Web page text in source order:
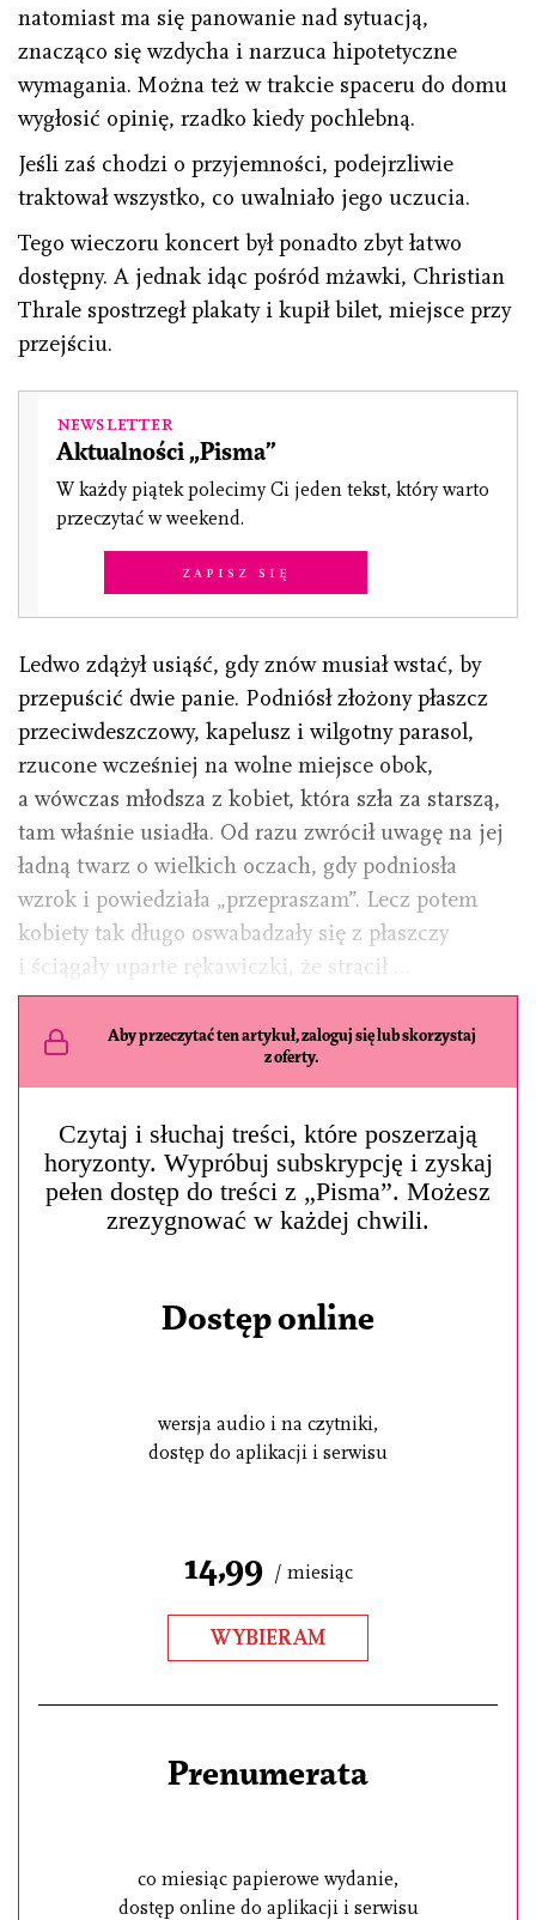
natomiast ma się panowanie nad sytuacją,
znacząco się wzdycha i narzuca hipotetyczne
wymagania. Można też w trakcie spaceru do domu
wygłosić opinię, rzadko kiedy pochlebną.
Jeśli zaś chodzi o przyjemności, podejrzliwie
traktował wszystko, co uwalniało jego uczucia.
Tego wieczoru koncert był ponadto zbyt łatwo
dostępny. A jednak idąc pośród mżawki, Christian
Thrale spostrzegł plakaty i kupił bilet, miejsce przy
przejściu.
Newsletter
Aktualności „Pisma”
W każdy piątek polecimy Ci jeden tekst, który warto
przeczytać w weekend.
Zapisz się
Ledwo zdążył usiąść, gdy znów musiał wstać, by
przepuścić dwie panie. Podniósł złożony płaszcz
przeciwdeszczowy, kapelusz i wilgotny parasol,
rzucone wcześniej na wolne miejsce obok,
a wówczas młodsza z kobiet, która szła za starszą,
tam właśnie usiadła. Od razu zwrócił uwagę na jej
ładną twarz o wielkich oczach, gdy podniosła
wzrok i powiedziała „przepraszam”. Lecz potem
kobiety tak długo oswabadzały się z płaszczy
i ściągały uparte rękawiczki, że stracił …
Aby przeczytać ten artykuł, zaloguj się lub skorzystaj
z oferty.
Czytaj i słuchaj treści, które poszerzają
horyzonty. Wypróbuj subskrypcję i zyskaj
pełen dostęp do treści z „Pisma”. Możesz
zrezygnować w każdej chwili.
Dostęp online
wersja audio i na czytniki,
dostęp do aplikacji i serwisu
14,99 / miesiąc
WYBIERAM
Prenumerata
co miesiąc papierowe wydanie,
dostęp online do aplikacji i serwisu